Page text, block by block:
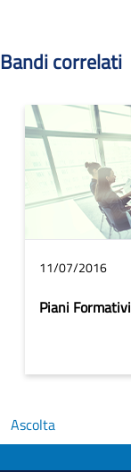
Bandi correlati
11/07/2016
Piani
Ascolta